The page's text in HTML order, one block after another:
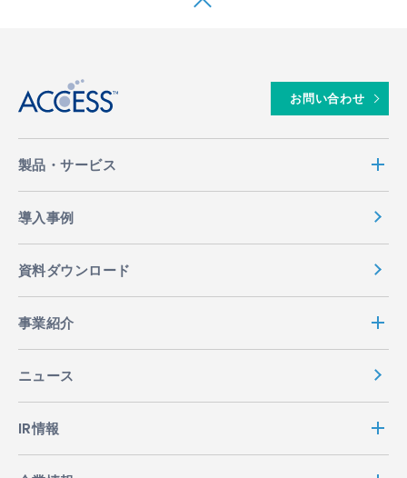
お問い合わせ
製品・サービス
導入事例
資料ダウンロード
事業紹介
ニュース
IR情報